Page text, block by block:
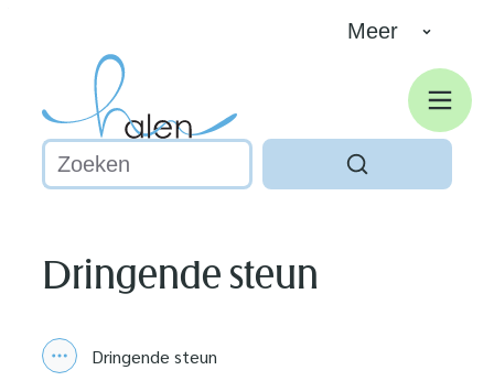
Meer
Waarmee kunnen we jou helpen?
Zoeken
Dringende steun
Toon alle broodkruimel items
Dringende steun